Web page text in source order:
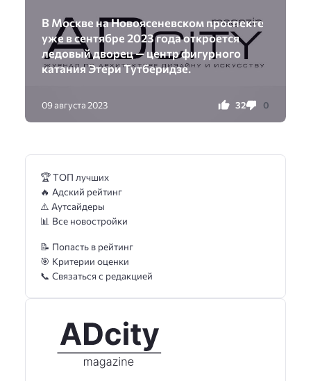
В Москве на Новоясеневском проспекте
уже в сентябре 2023 года откроется
ледовый дворец — центр фигурного
катания Этери Тутберидзе.
09 августа 2023 32 0
🏆 ТОП лучших
🔥 Адский рейтинг
⚠️ Аутсайдеры
📊 Все новостройки
📝 Попасть в рейтинг
🎯 Критерии оценки
📞 Связаться с редакцией